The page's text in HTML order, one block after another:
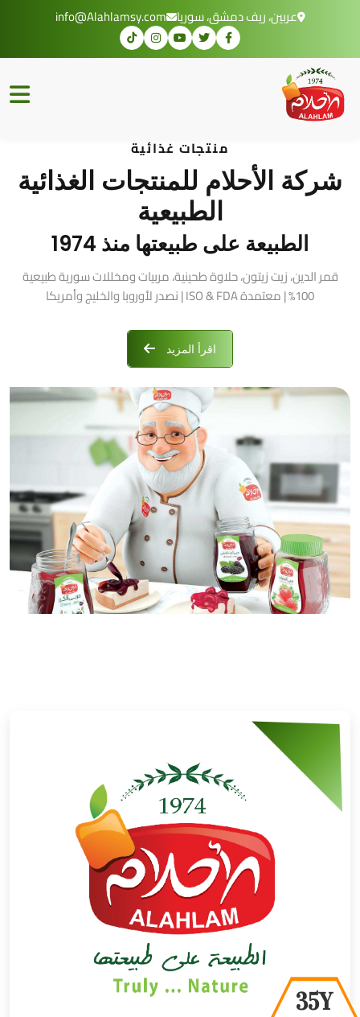
عربين، ريف دمشق، سوريا info@Alahlamsy.com
منتجات غذائية
شركة الأحلام للمنتجات الغذائية
الطبيعية
الطبيعة على طبيعتها منذ 1974
قمر الدين، زيت زيتون، حلاوة طحينية، مربيات ومخللات سورية طبيعية
100% | معتمدة ISO & FDA | نصدر لأوروبا والخليج وأمريكا
اقرأ المزيد
48Y